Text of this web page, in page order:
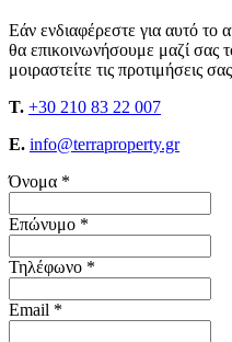
Εάν ενδιαφέρεστε για αυτό το
θα επικοινωνήσουμε μαζί σας
μοιραστείτε τις προτιμήσεις
T. +30 210 83 22 007
E. info@terraproperty.gr
Όνομα *
Επώνυμο *
Τηλέφωνο *
Email *